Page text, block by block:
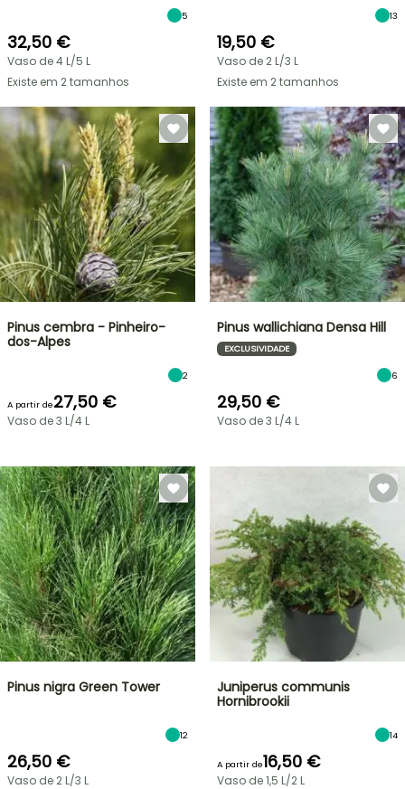
5
32,50 €
Vaso de 4 L/5 L
Existe em 2 tamanhos
13
19,50 €
Vaso de 2 L/3 L
Existe em 2 tamanhos
Pinus cembra - Pinheiro-
dos-Alpes
2
A partir de27,50 €
Vaso de 3 L/4 L
Pinus wallichiana Densa Hill
EXCLUSIVIDADE
6
29,50 €
Vaso de 3 L/4 L
Pinus nigra Green Tower
12
26,50 €
Vaso de 2 L/3 L
Juniperus communis
Hornibrookii
14
A partir de16,50 €
Vaso de 1,5 L/2 L